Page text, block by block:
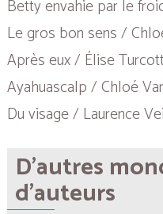
Betty envahie par le
Le gros bon sens /
Après eux / Élise
Ayahuascalp / Chloé
Du visage / Laurence
D'autres
d'auteurs